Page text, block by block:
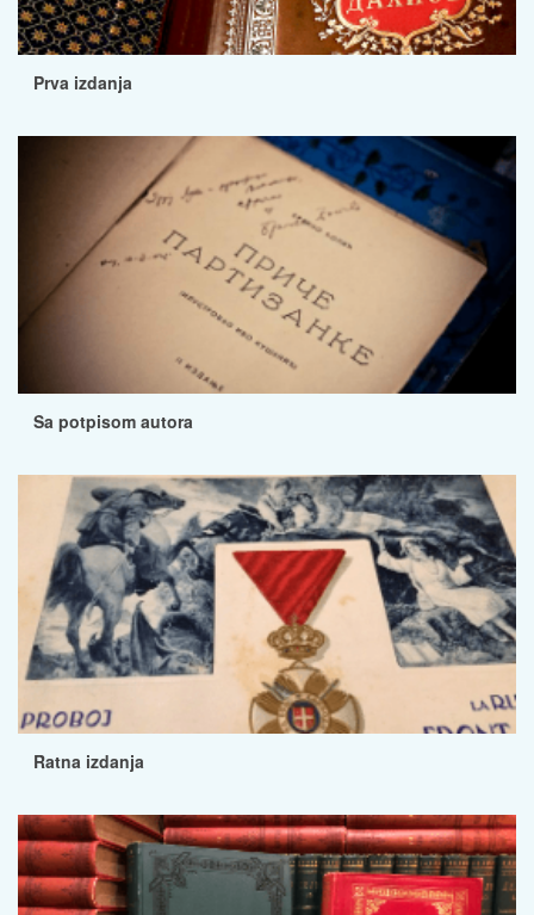
Prva izdanja
Sa potpisom autora
Ratna izdanja